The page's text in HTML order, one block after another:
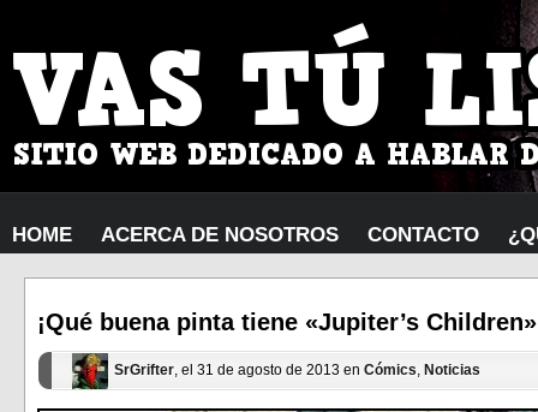
HOME ACERCA DE NOSOTROS CONTACTO
¡Qué buena pinta tiene «Jupiter’s
SrGrifter, el 31 de agosto de 2013 en Cómics, Noticias